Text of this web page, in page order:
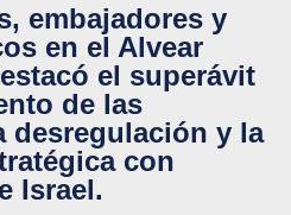
embajadores y
en el Alvear
el superávit
de las
desregulación y la
con
Israel.